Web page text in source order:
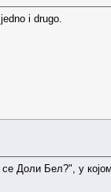
i drugo.
Бел?", у